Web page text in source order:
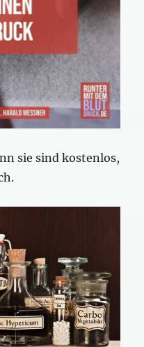
sie sind kostenlos,